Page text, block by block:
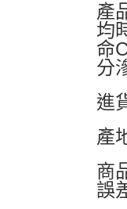
產
均
命
分
進
產
商
誤